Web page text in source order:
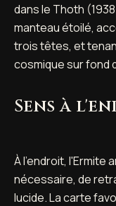
dans le Thoth
manteau étoilé,
trois têtes, et
cosmique sur fond
Sens à
À l'endroit, l'Ermite
nécessaire, de
lucide. La carte